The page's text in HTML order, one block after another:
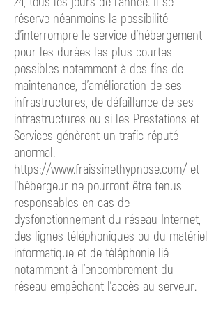
réserve néanmoins la possibilité
d’interrompre le service d’hébergement
pour les durées les plus courtes
possibles notamment à des fins de
maintenance, d’amélioration de ses
infrastructures, de défaillance de ses
infrastructures ou si les Prestations et
Services génèrent un trafic réputé
anormal.
https://www.fraissinethypnose.com/ et
l’hébergeur ne pourront être tenus
responsables en cas de
dysfonctionnement du réseau Internet,
des lignes téléphoniques ou du matériel
informatique et de téléphonie lié
notamment à l’encombrement du
réseau empêchant l’accès au serveur.